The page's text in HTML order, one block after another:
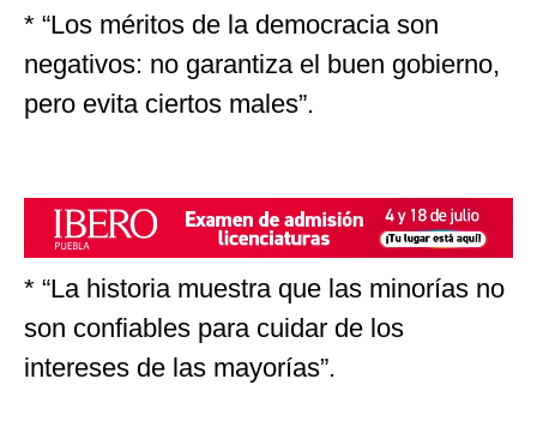
* “Los méritos de la democracia son
negativos: no garantiza el buen gobierno,
pero evita ciertos males”.
* “La historia muestra que las minorías no
son confiables para cuidar de los
intereses de las mayorías”.